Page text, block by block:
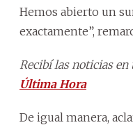
Hemos abierto un
exactamente”,
Recibí las noticias
Última Hora
De igual manera,